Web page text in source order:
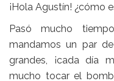
¡Hola Agustín! ¿cómo
Pasó mucho
mandamos un par
grandes, ¡cada día
mucho tocar el